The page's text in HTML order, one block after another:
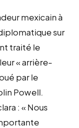
mexicain à
sur
traité le
« arrière-
par le
Powell.
: « Nous